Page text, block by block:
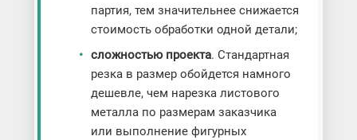
партия, тем значительнее снижается
стоимость обработки одной детали;
сложностью проекта. Стандартная
резка в размер обойдется намного
дешевле, чем нарезка листового
металла по размерам заказчика
или выполнение фигурных